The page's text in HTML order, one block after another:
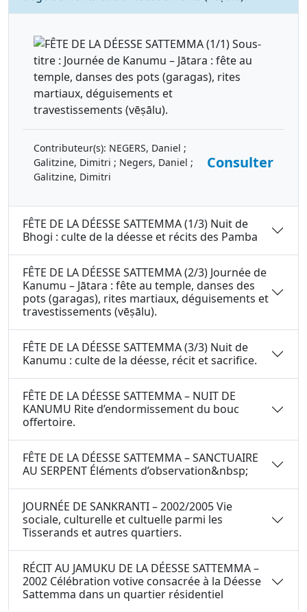
Contributeur(s): NEGERS, Daniel ;
Galitzine, Dimitri ; Negers, Daniel ;
Galitzine, Dimitri
Consulter
FÊTE DE LA DÉESSE SATTEMMA (1/3) Nuit de
Bhogi : culte de la déesse et récits des Pamba
FÊTE DE LA DÉESSE SATTEMMA (2/3) Journée de
Kanumu – Jātara : fête au temple, danses des
pots (garagas), rites martiaux, déguisements et
travestissements (vēṣālu).
FÊTE DE LA DÉESSE SATTEMMA (3/3) Nuit de
Kanumu : culte de la déesse, récit et sacrifice.
FÊTE DE LA DÉESSE SATTEMMA – NUIT DE
KANUMU Rite d’endormissement du bouc
offertoire.
FÊTE DE LA DÉESSE SATTEMMA – SANCTUAIRE
AU SERPENT Éléments d’observation&nbsp;
JOURNÉE DE SANKRANTI – 2002/2005 Vie
sociale, culturelle et cultuelle parmi les
Tisserands et autres quartiers.
RÉCIT AU JAMUKU DE LA DÉESSE SATTEMMA –
2002 Célébration votive consacrée à la Déesse
Sattemma dans un quartier résidentiel